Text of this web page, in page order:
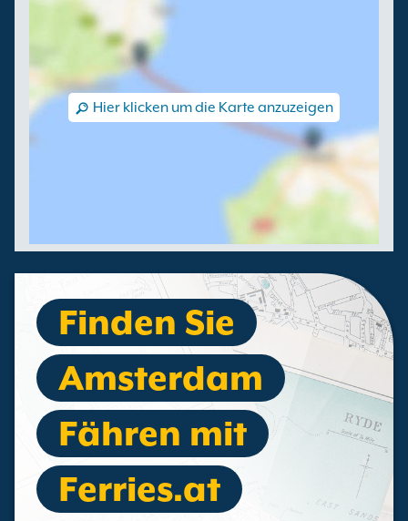
Hier klicken um die Karte anzuzeigen
Finden Sie
Amsterdam
Fähren mit
Ferries.at